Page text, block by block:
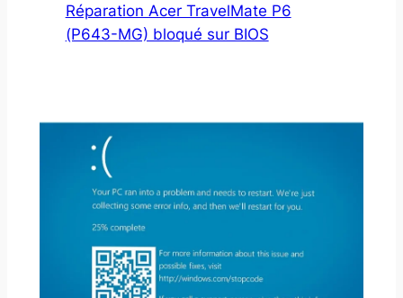
Réparation Acer TravelMate P6
(P643-MG) bloqué sur BIOS